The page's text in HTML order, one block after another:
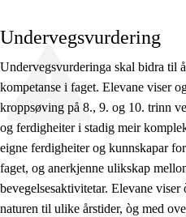
Undervegsvurdering
Undervegsvurderinga skal bidra til
kompetanse i faget. Elevane viser
kroppsøving på 8., 9. og 10. trinn
og ferdigheiter i stadig meir
eigne ferdigheiter og kunnskapar
faget, og anerkjenne ulikskap
bevegelsesaktivitetar. Elevane
naturen til ulike årstider, òg med